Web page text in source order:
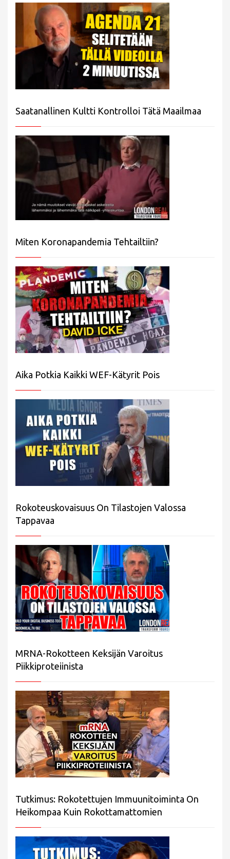
Saatanallinen Kultti Kontrolloi Tätä Maailmaa
Miten Koronapandemia Tehtailtiin?
Aika Potkia Kaikki WEF-Kätyrit Pois
Rokoteuskovaisuus On Tilastojen Valossa
Tappavaa
MRNA-Rokotteen Keksijän Varoitus
Piikkiproteiinista
Tutkimus: Rokotettujen Immuunitoiminta On
Heikompaa Kuin Rokottamattomien